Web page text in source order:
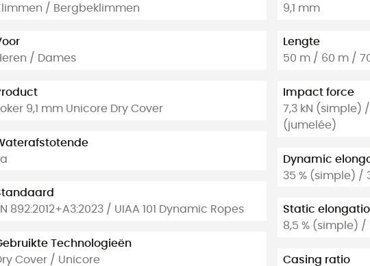
/ Bergbeklimmen
/ Dames
9,1 mm Unicore Dry Cover
892:2012+A3:2023 / UIAA 101 Dynamic Ropes
Technologieën
Cover / Unicore
9,1 mm
Lengte
50 m / 60 m /
Impact force
7,3 kN (simple)
(jumelée)
Dynamic
35 % (simple) /
Static
8,5 % (simple)
Casing ratio